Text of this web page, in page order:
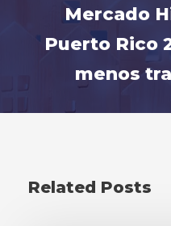
Mercado
Puerto Rico
menos
Related Posts